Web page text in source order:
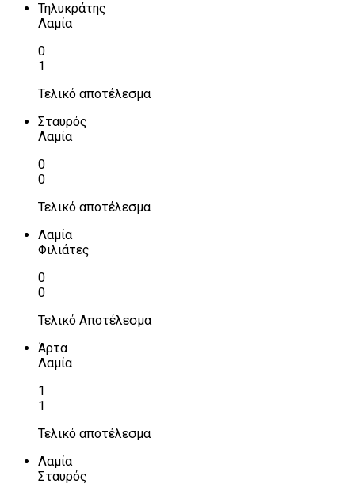
Τηλυκράτης
Λαμία
0
1
Τελικό αποτέλεσμα
Σταυρός
Λαμία
0
0
Τελικό αποτέλεσμα
Λαμία
Φιλιάτες
0
0
Τελικό Αποτέλεσμα
Άρτα
Λαμία
1
1
Τελικό αποτέλεσμα
Λαμία
Σταυρός